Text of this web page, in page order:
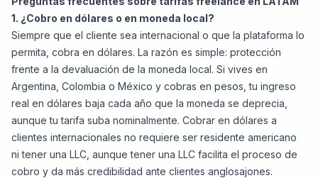
1. ¿Cobro en dólares o en moneda local?
Siempre que el cliente sea internacional o que la plataforma lo
permita, cobra en dólares. La razón es simple: protección
frente a la devaluación de la moneda local. Si vives en
Argentina, Colombia o México y cobras en pesos, tu ingreso
real en dólares baja cada año que la moneda se deprecia,
aunque tu tarifa suba nominalmente. Cobrar en dólares a
clientes internacionales no requiere ser residente americano
ni tener una LLC, aunque tener una LLC facilita el proceso de
cobro y da más credibilidad ante clientes anglosajones.